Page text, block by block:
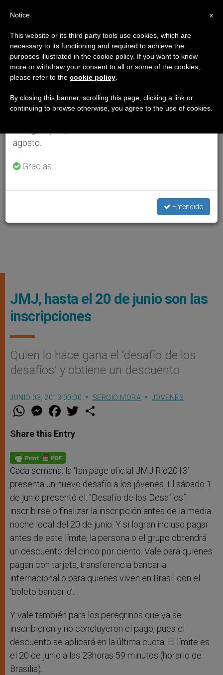
JMJ, hasta el 20 de junio son las
inscripciones
Quien lo hace gana el ‘desafío de los
desafíos’ y obtiene un descuento
JUNIO 03, 2013 00:00 SERGIO MORA JÓVENES
W
t
s
p
p
M
e
s
e
g
e
r
F
a
e
b
o
k
w
Share this Entry
Cada semana, la ‘fan page oficial JMJ Río2013’
presenta un nuevo desafío a los jóvenes. El sábado 1
de junio presentó el: “Desafío de los Desafíos”:
inscribirse o finalizar la inscripción antes de la media
noche local del 20 de junio. Y si logran incluso pagar
antes de este límite, la persona o el grupo obtendrá
un descuento del cinco por ciento. Vale para quienes
pagan con tarjeta, transferencia bancaria
internacional o para quienes viven en Brasil con el
‘boleto bancario’.
Y vale también para los peregrinos que ya se
inscribieron y no concluyeron el pago, pues el
descuento se aplicará en la última cuota. El límite es
el 20 de junio a las 23horas 59 minutos (horario de
Brasilia).
×
Aviso importante
Del 27 de julio al 7 de agosto haremos la pausa
anual, aprovechando que en el periodo de verano
se generan menos informaciones y también el
agosto.
Gracias.
Entendido
x
Notice
This website or its third party tools use cookies, which are
necessary to its functioning and required to achieve the
purposes illustrated in the cookie policy. If you want to know
more or withdraw your consent to all or some of the cookies,
please refer to the cookie policy
By closing this banner, scrolling this page, clicking a link or
continuing to browse otherwise, you agree to the use of cookies.